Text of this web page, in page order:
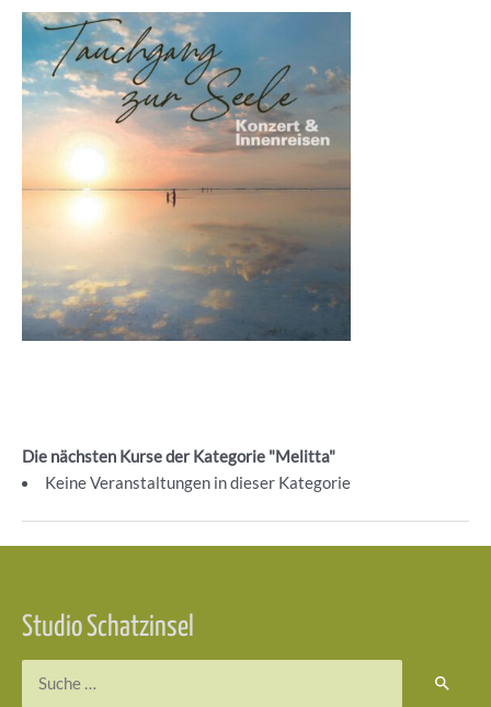
Die nächsten Kurse der Kategorie "Melitta"
Keine Veranstaltungen in dieser Kategorie
Studio Schatzinsel